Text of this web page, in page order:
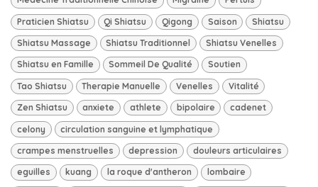
Praticien Shiatsu Qi Shiatsu Qigong Saison Shiatsu
Shiatsu Massage Shiatsu Traditionnel Shiatsu Venelles
Shiatsu en Famille Sommeil De Qualité Soutien
Tao Shiatsu Therapie Manuelle Venelles Vitalité
Zen Shiatsu anxiete athlete bipolaire cadenet
celony circulation sanguine et lymphatique
crampes menstruelles depression douleurs articulaires
eguilles kuang la roque d'antheron lombaire